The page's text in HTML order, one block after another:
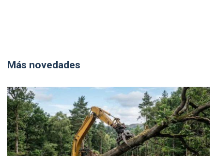
Más novedades